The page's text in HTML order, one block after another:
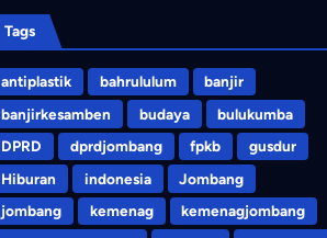
Tags
antiplastik bahrululum
banjir
banjirkesamben
budaya
bulukumba
DPRD
dprdjombang fpkb
gusdur
Hiburan
indonesia
Jombang
jombang
kemenag
kemenagjombang